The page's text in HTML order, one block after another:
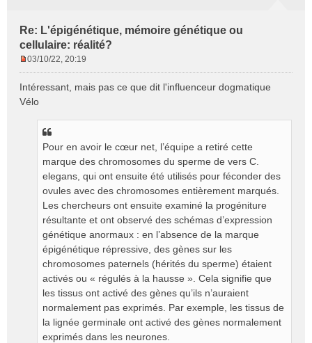
Re: L'épigénétique, mémoire génétique ou
cellulaire: réalité?
s
s
03/10/22, 20:19
Intéressant, mais pas ce que dit l'influenceur dogmatique
Vélo
Pour en avoir le cœur net, l’équipe a retiré cette
marque des chromosomes du sperme de vers C.
elegans, qui ont ensuite été utilisés pour féconder des
ovules avec des chromosomes entièrement marqués.
Les chercheurs ont ensuite examiné la progéniture
résultante et ont observé des schémas d’expression
génétique anormaux : en l’absence de la marque
épigénétique répressive, des gènes sur les
chromosomes paternels (hérités du sperme) étaient
activés ou « régulés à la hausse ». Cela signifie que
les tissus ont activé des gènes qu’ils n’auraient
normalement pas exprimés. Par exemple, les tissus de
la lignée germinale ont activé des gènes normalement
exprimés dans les neurones.